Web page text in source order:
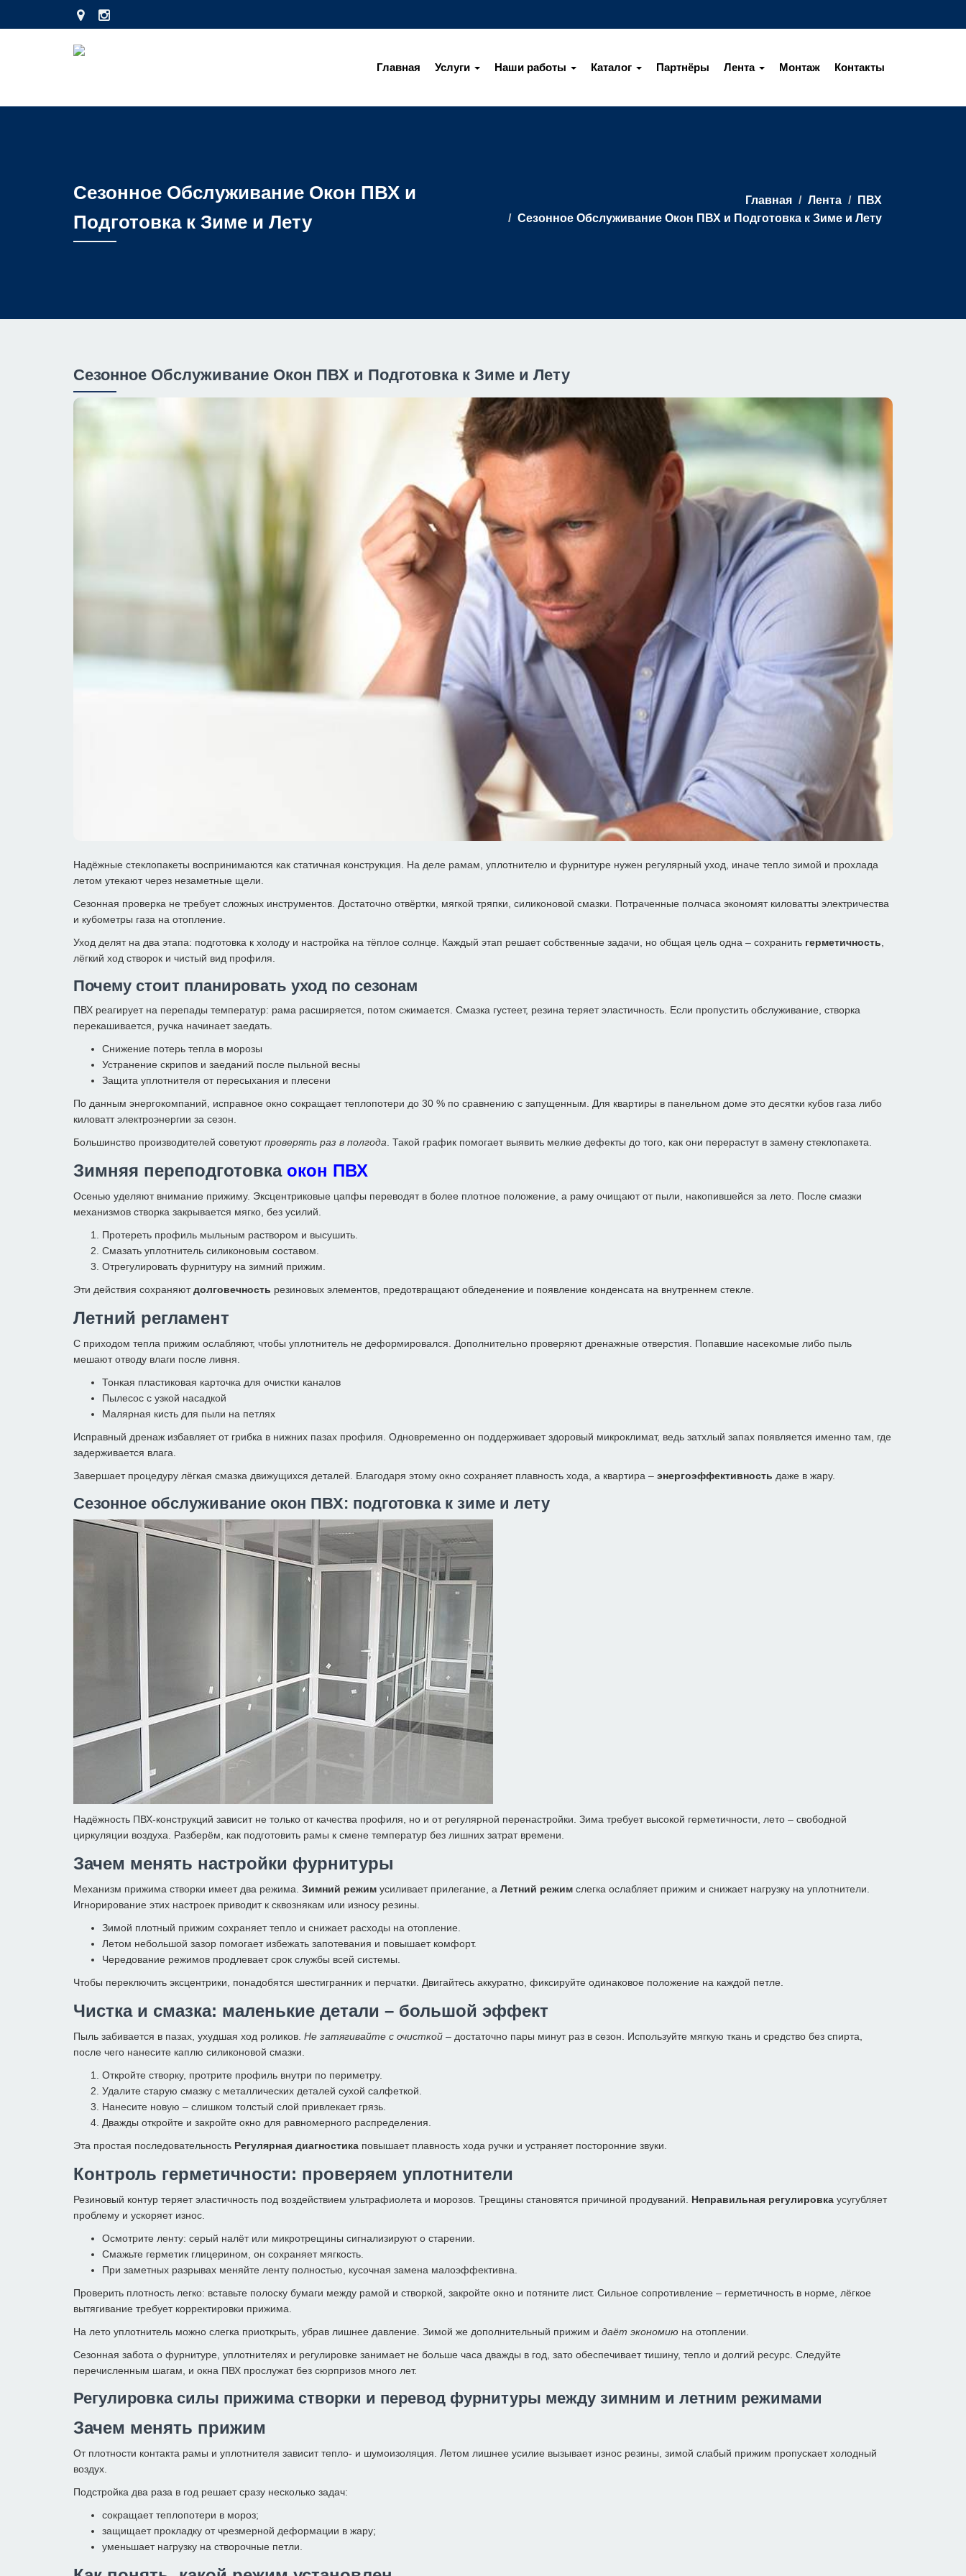
Главная Услуги Наши работы Каталог Партнёры Лента Монтаж Контакты
Сезонное Обслуживание Окон ПВХ и
Подготовка к Зиме и Лету
Главная Лента
ПВХ
Сезонное Обслуживание Окон ПВХ и Подготовка к Зиме и Лету
Сезонное Обслуживание Окон ПВХ и Подготовка к Зиме и Лету
Надёжные стеклопакеты воспринимаются как статичная конструкция. На деле рамам, уплотнителю и фурнитуре нужен регулярный уход, иначе тепло зимой и прохлада
летом утекают через незаметные щели.
Сезонная проверка не требует сложных инструментов. Достаточно отвёртки, мягкой тряпки, силиконовой смазки. Потраченные полчаса экономят киловатты электричества
и кубометры газа на отопление.
Уход делят на два этапа: подготовка к холоду и настройка на тёплое солнце. Каждый этап решает собственные задачи, но общая цель одна – сохранить герметичность
лёгкий ход створок и чистый вид профиля.
Почему стоит планировать уход по сезонам
ПВХ реагирует на перепады температур: рама расширяется, потом сжимается. Смазка густеет, резина теряет эластичность. Если пропустить обслуживание, створка
перекашивается, ручка начинает заедать.
Снижение потерь тепла в морозы
Устранение скрипов и заеданий после пыльной весны
Защита уплотнителя от пересыхания и плесени
По данным энергокомпаний, исправное окно сокращает теплопотери до 30 % по сравнению с запущенным. Для квартиры в панельном доме это десятки кубов газа либо
киловатт электроэнергии за сезон.
Большинство производителей советуютпроверять раз в полгода . Такой график помогает выявить мелкие дефекты до того, как они перерастут в замену стеклопакета.
Зимняя переподготовка окон ПВХ
Осенью уделяют внимание прижиму. Эксцентриковые цапфы переводят в более плотное положение, а раму очищают от пыли, накопившейся за лето. После смазки
механизмов створка закрывается мягко, без усилий.
Протереть профиль мыльным раствором и высушить.
Смазать уплотнитель силиконовым составом.
Отрегулировать фурнитуру на зимний прижим.
Эти действия сохраняютдолговечность резиновых элементов, предотвращают обледенение и появление конденсата на внутреннем стекле.
Летний регламент
С приходом тепла прижим ослабляют, чтобы уплотнитель не деформировался. Дополнительно проверяют дренажные отверстия. Попавшие насекомые либо пыль
мешают отводу влаги после ливня.
Тонкая пластиковая карточка для очистки каналов
Пылесос с узкой насадкой
Малярная кисть для пыли на петлях
Исправный дренаж избавляет от грибка в нижних пазах профиля. Одновременно он поддерживает здоровый микроклимат, ведь затхлый запах появляется именно там, где
задерживается влага.
Завершает процедуру лёгкая смазка движущихся деталей. Благодаря этому окно сохраняет плавность хода, а квартира – энергоэффективность даже в жару.
Сезонное обслуживание окон ПВХ: подготовка к зиме и лету
Надёжность ПВХ-конструкций зависит не только от качества профиля, но и от регулярной перенастройки. Зима требует высокой герметичности, лето – свободной
циркуляции воздуха. Разберём, как подготовить рамы к смене температур без лишних затрат времени.
Зачем менять настройки фурнитуры
Механизм прижима створки имеет два режима. Зимний режим усиливает прилегание, а Летний режим слегка ослабляет прижим и снижает нагрузку на уплотнители.
Игнорирование этих настроек приводит к сквознякам или износу резины.
Зимой плотный прижим сохраняет тепло и снижает расходы на отопление.
Летом небольшой зазор помогает избежать запотевания и повышает комфорт.
Чередование режимов продлевает срок службы всей системы.
Чтобы переключить эксцентрики, понадобятся шестигранник и перчатки. Двигайтесь аккуратно, фиксируйте одинаковое положение на каждой петле.
Чистка и смазка: маленькие детали – большой эффект
Пыль забивается в пазах, ухудшая ход роликов. Не затягивайте с очисткой – достаточно пары минут раз в сезон. Используйте мягкую ткань и средство без спирта,
после чего нанесите каплю силиконовой смазки.
Откройте створку, протрите профиль внутри по периметру.
Удалите старую смазку с металлических деталей сухой салфеткой.
Нанесите новую – слишком толстый слой привлекает грязь.
Дважды откройте и закройте окно для равномерного распределения.
Эта простая последовательность Регулярная диагностика повышает плавность хода ручки и устраняет посторонние звуки.
Контроль герметичности: проверяем уплотнители
Резиновый контур теряет эластичность под воздействием ультрафиолета и морозов. Трещины становятся причиной продуваний. Неправильная регулировка усугубляет
проблему и ускоряет износ.
Осмотрите ленту: серый налёт или микротрещины сигнализируют о старении.
Смажьте герметик глицерином, он сохраняет мягкость.
При заметных разрывах меняйте ленту полностью, кусочная замена малоэффективна.
Проверить плотность легко: вставьте полоску бумаги между рамой и створкой, закройте окно и потяните лист. Сильное сопротивление – герметичность в норме, лёгкое
вытягивание требует корректировки прижима.
На лето уплотнитель можно слегка приоткрыть, убрав лишнее давление. Зимой же дополнительный прижим и даёт экономию на отоплении.
Сезонная забота о фурнитуре, уплотнителях и регулировке занимает не больше часа дважды в год, зато обеспечивает тишину, тепло и долгий ресурс. Следуйте
перечисленным шагам, и окна ПВХ прослужат без сюрпризов много лет.
Регулировка силы прижима створки и перевод фурнитуры между зимним и летним режимами
Зачем менять прижим
От плотности контакта рамы и уплотнителя зависит тепло- и шумоизоляция. Летом лишнее усилие вызывает износ резины, зимой слабый прижим пропускает холодный
воздух.
Подстройка два раза в год решает сразу несколько задач:
сокращает теплопотери в мороз;
защищает прокладку от чрезмерной деформации в жару;
уменьшает нагрузку на створочные петли.